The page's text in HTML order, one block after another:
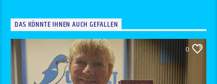
DAS KÖNNTE IHNEN AUCH GEFALLEN
0